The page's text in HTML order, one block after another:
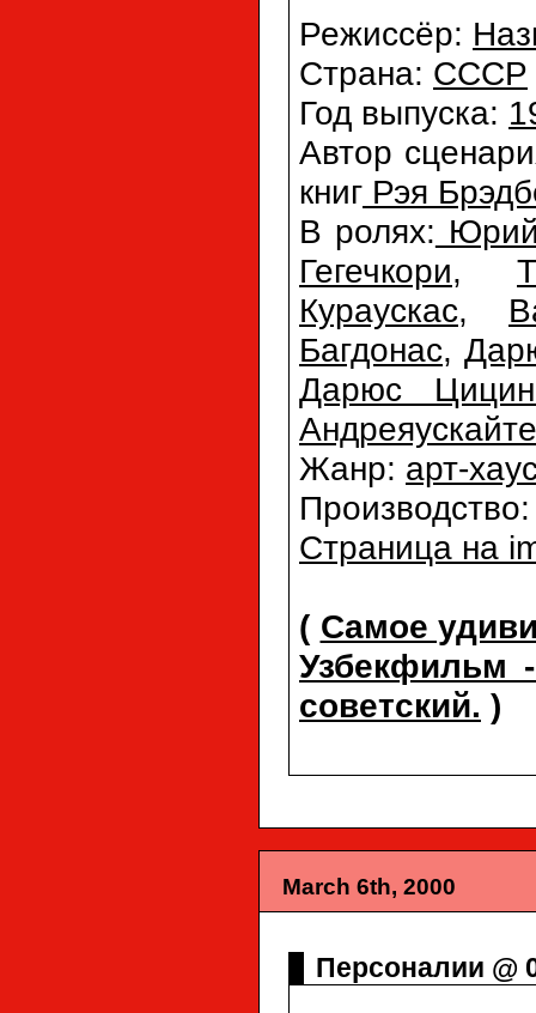
Режиссёр:
Страна: СССР
Год выпуска:
Автор
книг Рэя
В ролях:
Гегечкори,
Кураускас,
Багдонас,
Дарюс
Андреяускайте
Жанр: арт-
Страница на
( Самое
Узбекфильм
советский. )
March 6th, 2000
Персоналии @